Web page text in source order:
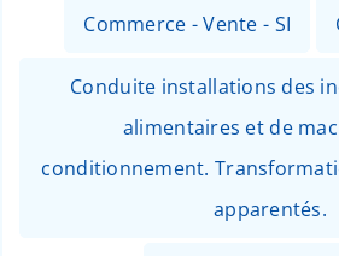
Commerce - Vente - SI
Conduite installations des
alimentaires et de
conditionnement.
apparentés.